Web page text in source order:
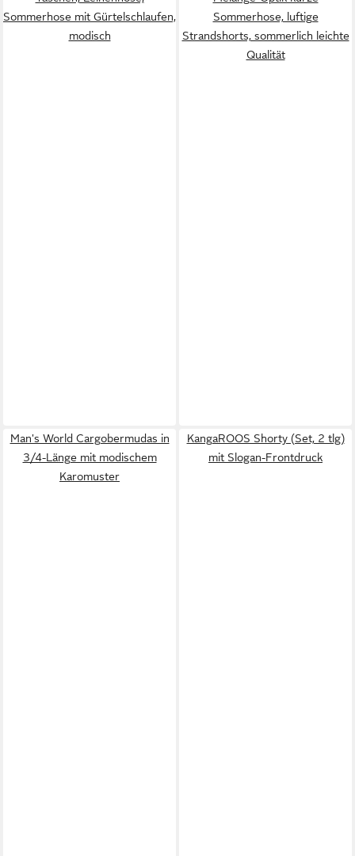
Sommerhose mit Gürtelschlaufen,
modisch
Sommerhose, luftige
Strandshorts, sommerlich leichte
Qualität
Man's World Cargobermudas in
3/4-Länge mit modischem
Karomuster
KangaROOS Shorty (Set, 2 tlg)
mit Slogan-Frontdruck